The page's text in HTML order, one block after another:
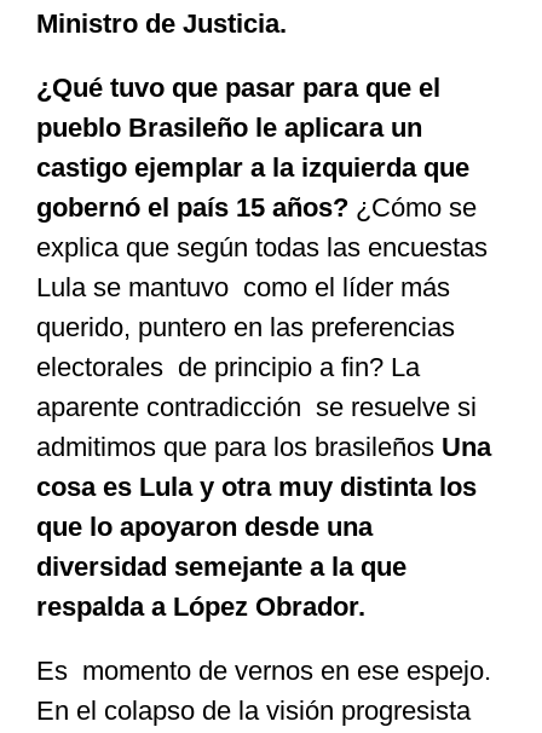
Ministro de Justicia.
¿Qué tuvo que pasar para que el
pueblo Brasileño le aplicara un
castigo ejemplar a la izquierda que
gobernó el país 15 años? ¿Cómo se
explica que según todas las encuestas
Lula se mantuvo como el líder más
querido, puntero en las preferencias
electorales de principio a fin? La
aparente contradicción se resuelve si
admitimos que para los brasileños Una
cosa es Lula y otra muy distinta los
que lo apoyaron desde una
diversidad semejante a la que
respalda a López Obrador.
Es momento de vernos en ese espejo.
En el colapso de la visión progresista